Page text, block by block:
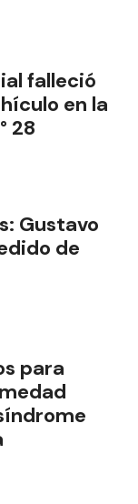
falleció
en la
28
Gustavo
de
para